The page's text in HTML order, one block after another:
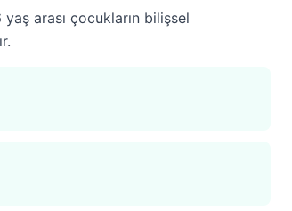
arası çocukların bilişsel